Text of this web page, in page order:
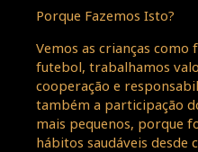
Porque Fazemos Isto?
Vemos as crianças
futebol, trabalhamos
cooperação e
também a participação
mais pequenos, porque
hábitos saudáveis desde